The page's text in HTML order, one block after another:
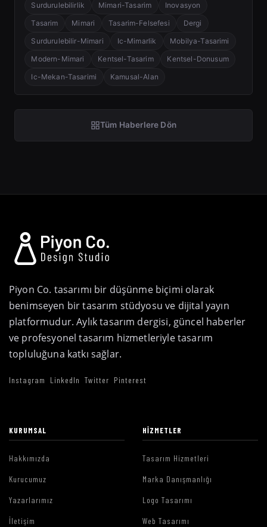
Surdurulebilirlik Mimari-Tasarim
Inovasyon
Tasarim
Mimari Tasarim-Felsefesi
Dergi
Surdurulebilir-Mimari
Ic-Mimarlik
Mobilya-Tasarimi
Modern-Mimari
Kentsel-Tasarim
Kentsel-Donusum
Ic-Mekan-Tasarimi
Kamusal-Alan
Tüm Haberlere Dön
Piyon Co. tasarımı bir düşünme biçimi olarak
benimseyen bir tasarım stüdyosu ve dijital yayın
platformudur. Aylık tasarım dergisi, güncel haberler
ve profesyonel tasarım hizmetleriyle tasarım
topluluğuna katkı sağlar.
Instagram LinkedIn Twitter Pinterest
KURUMSAL
Hakkımızda
Kurucumuz
Yazarlarımız
İletişim
HIZMETLER
Tasarım Hizmetleri
Marka Danışmanlığı
Logo Tasarımı
Web Tasarımı